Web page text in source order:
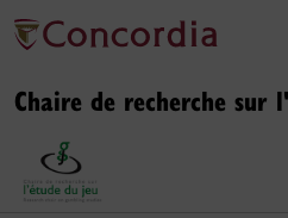
Chaire de recherche sur